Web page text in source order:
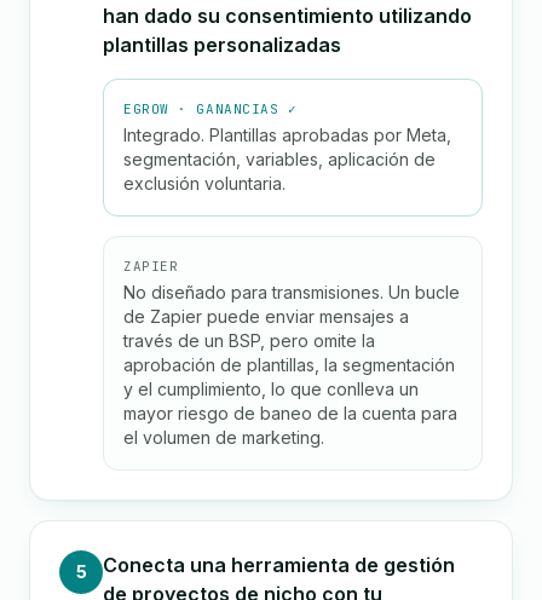
han dado su consentimiento utilizando
plantillas personalizadas
EGROW · GANANCIAS ✓
Integrado. Plantillas aprobadas por Meta,
segmentación, variables, aplicación de
exclusión voluntaria.
ZAPIER
No diseñado para transmisiones. Un bucle
de Zapier puede enviar mensajes a
través de un BSP, pero omite la
aprobación de plantillas, la segmentación
y el cumplimiento, lo que conlleva un
mayor riesgo de baneo de la cuenta para
el volumen de marketing.
5
Conecta una herramienta de gestión
de proyectos de nicho con tu